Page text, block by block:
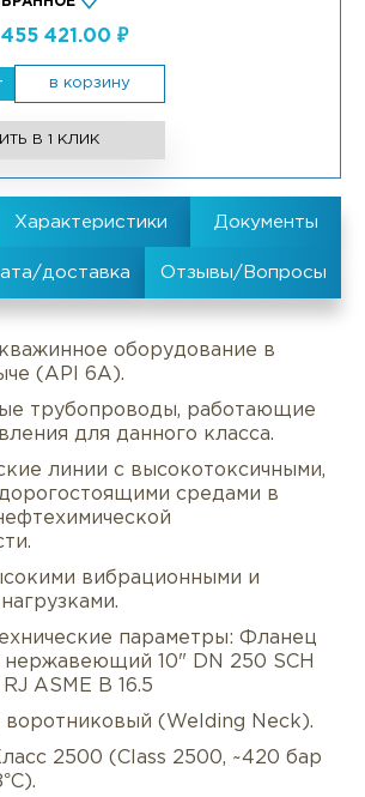
455 421.00 ₽
в корзину
В 1 КЛИК
Характеристики
оборудование в
(API 6A).
трубопроводы, работающие
для данного класса.
линии с высокотоксичными,
средами в
вибрационными и
параметры: Фланец
нержавеющий 10" DN 250 SCH
ASME B 16.5
воротниковый (Welding Neck).
2500 (Class 2500, ~420 бар